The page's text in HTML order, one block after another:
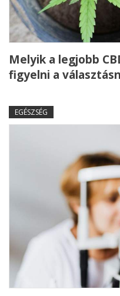
Melyik a legjobb
figyelni a
EGÉSZSÉG